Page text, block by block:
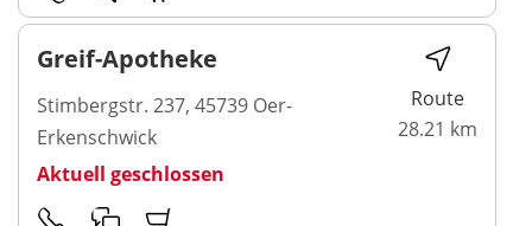
Greif-Apotheke
Stimbergstr. 237, 45739 Oer-
Erkenschwick
Aktuell geschlossen
Route
28.21 km